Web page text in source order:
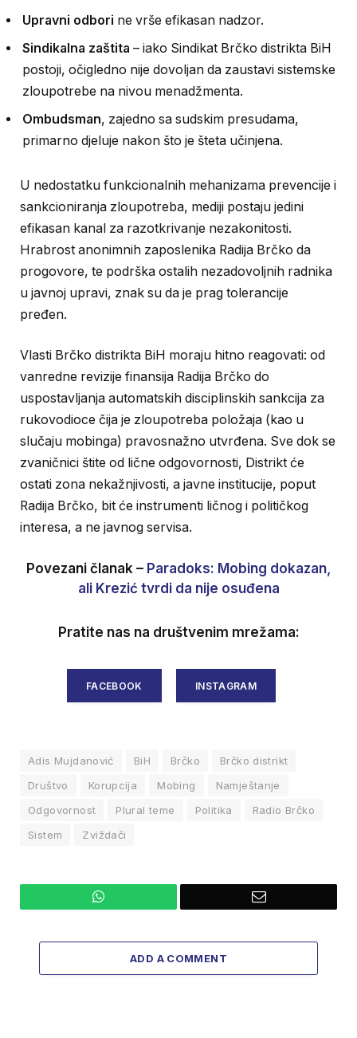
Upravni odbori ne vrše efikasan nadzor.
Sindikalna zaštita – iako Sindikat Brčko distrikta BiH
postoji, očigledno nije dovoljan da zaustavi sistemske
zloupotrebe na nivou menadžmenta.
Ombudsman, zajedno sa sudskim presudama,
primarno djeluje nakon što je šteta učinjena.
U nedostatku funkcionalnih mehanizama prevencije i
sankcioniranja zloupotreba, mediji postaju jedini
efikasan kanal za razotkrivanje nezakonitosti.
Hrabrost anonimnih zaposlenika Radija Brčko da
progovore, te podrška ostalih nezadovoljnih radnika
u javnoj upravi, znak su da je prag tolerancije
pređen.
Vlasti Brčko distrikta BiH moraju hitno reagovati: od
vanredne revizije finansija Radija Brčko do
uspostavljanja automatskih disciplinskih sankcija za
rukovodioce čija je zloupotreba položaja (kao u
slučaju mobinga) pravosnažno utvrđena. Sve dok se
zvaničnici štite od lične odgovornosti, Distrikt će
ostati zona nekažnjivosti, a javne institucije, poput
Radija Brčko, bit će instrumenti ličnog i političkog
interesa, a ne javnog servisa.
Povezani članak – Paradoks: Mobing dokazan,
ali Krezić tvrdi da nije osuđena
Pratite nas na društvenim mrežama:
FACEBOOK INSTAGRAM
Adis Mujdanović BiH Brčko
Brčko distrikt
Društvo
Korupcija Mobing
Namještanje
Odgovornost
Plural teme Politika
Radio Brčko
Sistem
Zviždači
WhatsApp Email
ADD A COMMENT